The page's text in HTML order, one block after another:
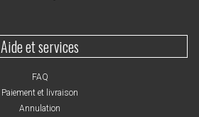
Aide et services
FAQ
Paiement et livraison
Annulation